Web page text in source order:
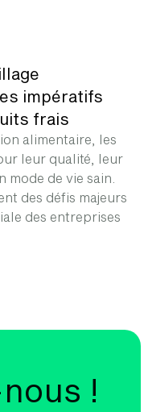
impératifs
frais
alimentaire, les
leur qualité, leur
de vie sain.
des défis majeurs
des entreprises
!